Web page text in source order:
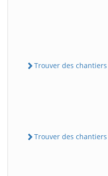
Trouver des chantiers
Trouver des chantiers